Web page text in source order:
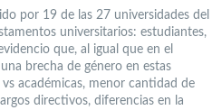
por 19 de las 27 universidades del
universitarios: estudiantes,
que, al igual que en el
brecha de género en estas
académicas, menor cantidad de
directivos, diferencias en la